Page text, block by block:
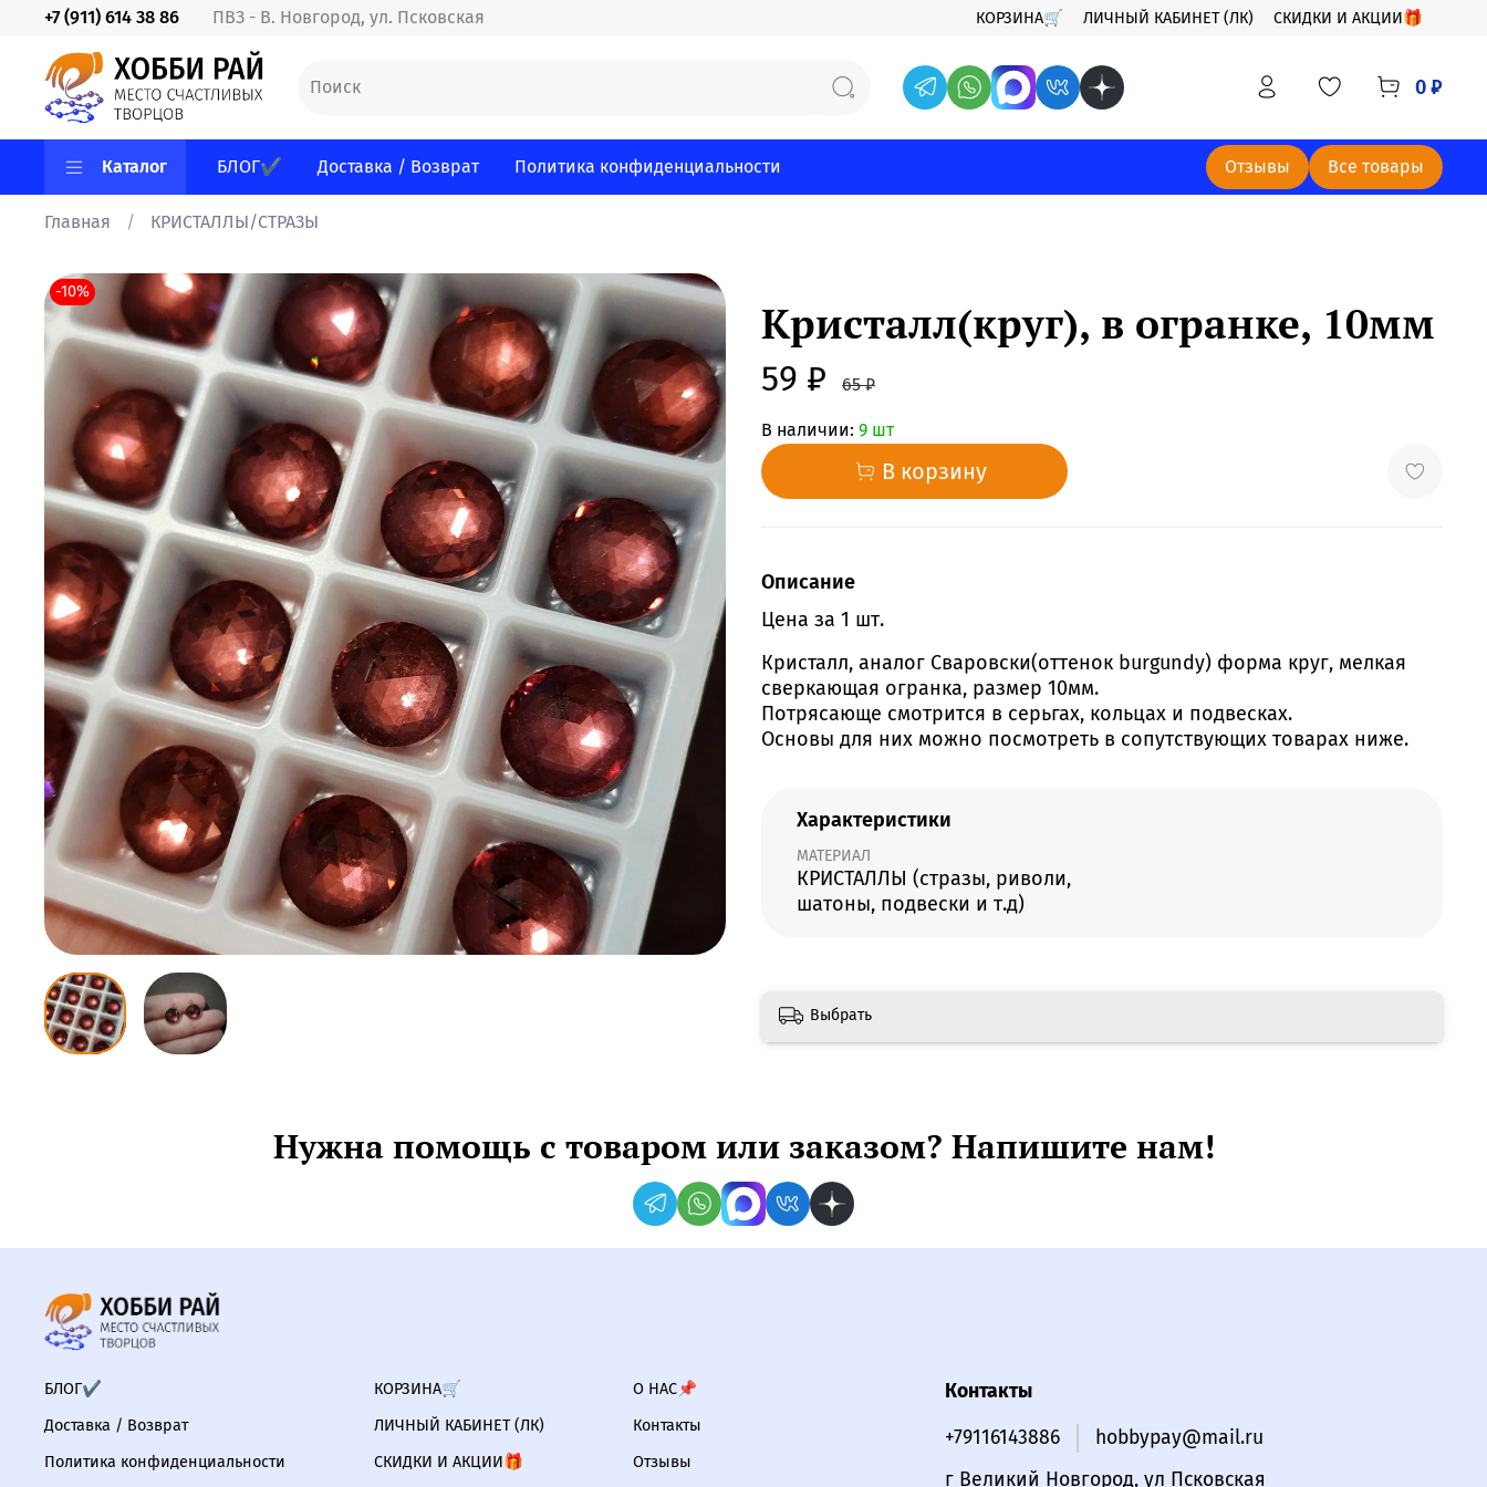
КОРЗИНА🛒 ЛИЧНЫЙ КАБИНЕТ (ЛК) СКИДКИ И АКЦИИ🎁
ПВЗ - В. Новгород, ул. Псковская
+7 (911) 614 38 86
0 ₽
Каталог БЛОГ✔ Доставка / Возврат Политика конфиденциальности Отзывы Все товары
Главная КРИСТАЛЛЫ/СТРАЗЫ
-10%
Кристалл(круг), в огранке, 10мм
59 ₽ 65 ₽
В наличии: 9 шт
В корзину
Описание
Цена за 1 шт.
Кристалл, аналог Сваровски(оттенок burgundy) форма круг, мелкая
сверкающая огранка, размер 10мм.
Потрясающе смотрится в серьгах, кольцах и подвесках.
Основы для них можно посмотреть в сопутствующих товарах ниже.
Характеристики
МАТЕРИАЛ
КРИСТАЛЛЫ (стразы, риволи,
шатоны, подвески и т.д)
Выбрать
Нужна помощь с товаром или заказом? Напишите нам!
БЛОГ✔
Доставка / Возврат
Политика конфиденциальности
КОРЗИНА🛒
ЛИЧНЫЙ КАБИНЕТ (ЛК)
СКИДКИ И АКЦИИ🎁
О НАС📌
Контакты
Отзывы
Контакты
+79116143886
hobbypay@mail.ru
г Великий Новгород, ул Псковская